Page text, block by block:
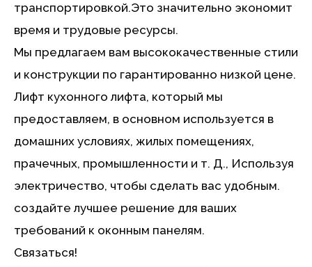
транспортировкой.Это значительно экономит
время и трудовые ресурсы.
Мы предлагаем вам высококачественные стили
и конструкции по гарантированно низкой цене.
Лифт кухонного лифта, который мы
предоставляем, в основном используется в
домашних условиях, жилых помещениях,
прачечных, промышленности и т. Д., Используя
электричество, чтобы сделать вас удобным.
создайте лучшее решение для ваших
требований к оконным панелям.
Связаться!